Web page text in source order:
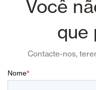
Você
que
Contacte-nos,